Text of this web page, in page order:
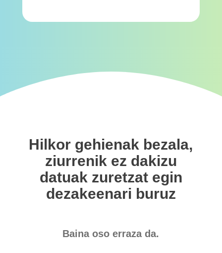
Hilkor gehienak bezala,
ziurrenik ez dakizu
datuak zuretzat egin
dezakeenari buruz
Baina oso erraza da.